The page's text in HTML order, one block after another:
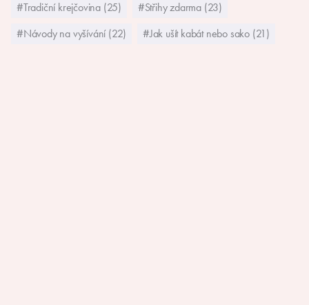
#Tradiční krejčovina (25)
#Střihy zdarma (23)
#Návody na vyšívání (22)
#Jak ušít kabát nebo sako (21)